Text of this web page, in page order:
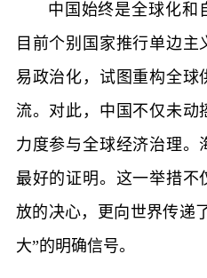
中国始终是全球化和
目前个别国家推行单边
易政治化，试图重构全球
流。对此，中国不仅未动
力度参与全球经济治理。
最好的证明。这一举措不
放的决心，更向世界传递
大”的明确信号。